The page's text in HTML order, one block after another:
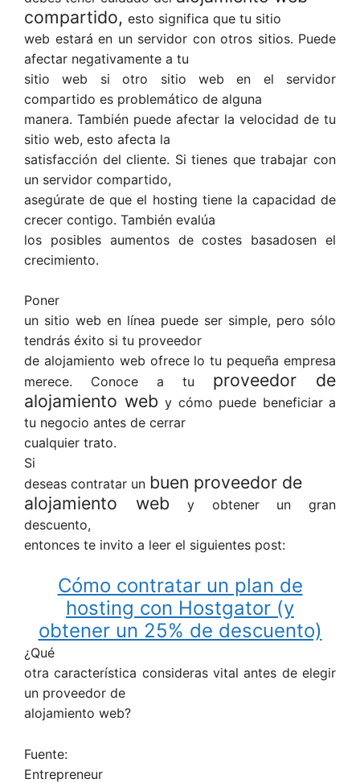
compartido, esto significa que tu sitio
web estará en un servidor con otros sitios. Puede
afectar negativamente a tu
sitio web si otro sitio web en el servidor
compartido es problemático de alguna
manera. También puede afectar la velocidad de tu
sitio web, esto afecta la
satisfacción del cliente. Si tienes que trabajar con
un servidor compartido,
asegúrate de que el hosting tiene la capacidad de
crecer contigo. También evalúa
los posibles aumentos de costes basados​en el
crecimiento.
Poner
un sitio web en línea puede ser simple, pero sólo
tendrás éxito si tu proveedor
de alojamiento web ofrece lo tu pequeña empresa
merece. Conoce a tu proveedor de
alojamiento web y cómo puede beneficiar a
tu negocio antes de cerrar
cualquier trato.
Si
deseas contratar un buen proveedor de
alojamiento weby obtener un gran
descuento,
entonces te invito a leer el siguientes post:
Cómo contratar un plan de
hosting con Hostgator (y
obtener un 25% de descuento)
¿Qué
otra característica consideras vital antes de elegir
un proveedor de
alojamiento web?
Fuente:
Entrepreneur